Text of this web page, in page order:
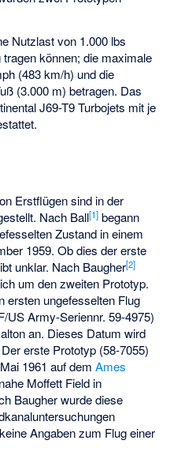
Nutzlast von 1.000 lbs
können; die maximale
(483 km/h) und die
(3.000 m) betragen. Das
J69-T9 Turbojets mit je
Erstflügen sind in der
Nach Ball[1] begann
Zustand in einem
1959. Ob dies der erste
unklar. Nach Baugher[2]
um den zweiten Prototyp.
ersten ungefesselten Flug
US Army-Seriennr. 59-4975)
an. Dieses Datum wird
erste Prototyp (58-7055)
1961 auf demAmes
nahe Moffett Field in
Baugher wurde diese
Angaben zum Flug einer